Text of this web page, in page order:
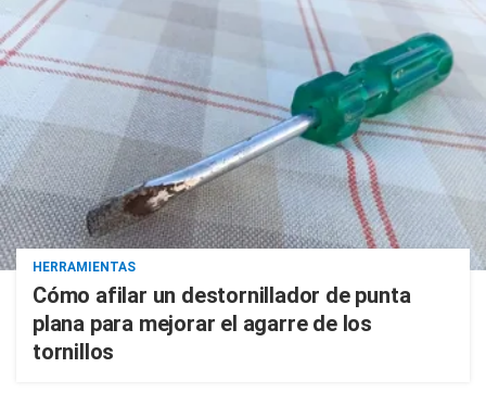
HERRAMIENTAS
Cómo afilar un destornillador de punta
plana para mejorar el agarre de los
tornillos